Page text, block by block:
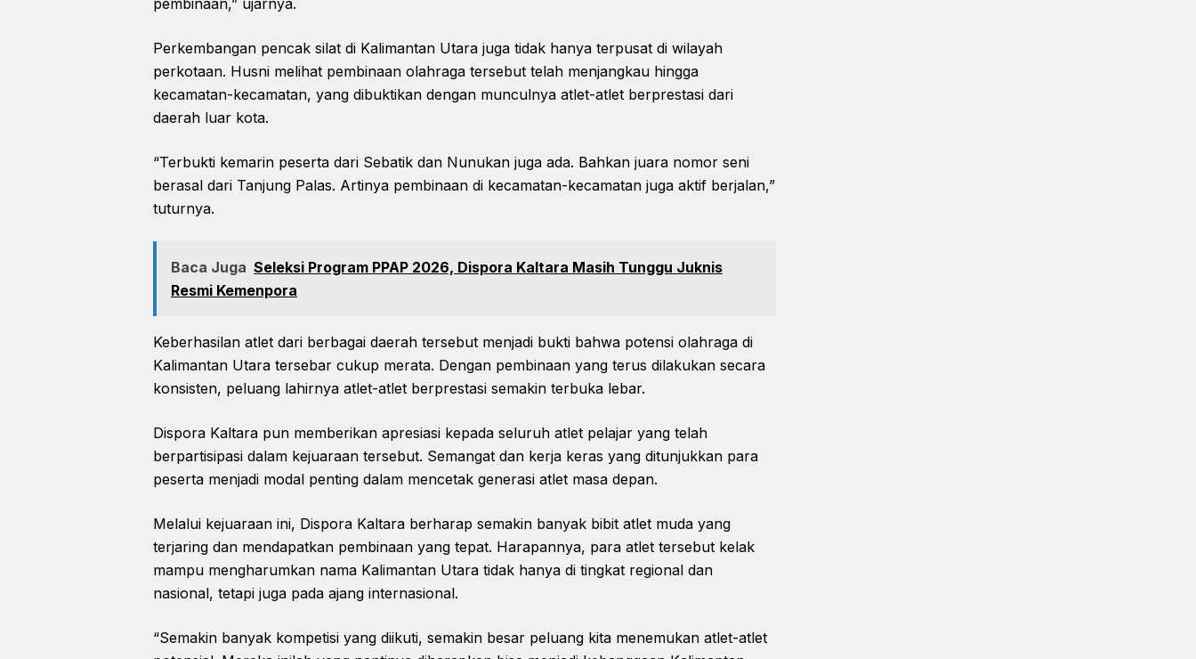
Perkembangan pencak silat di Kalimantan Utara juga tidak hanya terpusat di wilayah
perkotaan. Husni melihat pembinaan olahraga tersebut telah menjangkau hingga
kecamatan-kecamatan, yang dibuktikan dengan munculnya atlet-atlet berprestasi dari
daerah luar kota.
“Terbukti kemarin peserta dari Sebatik dan Nunukan juga ada. Bahkan juara nomor seni
berasal dari Tanjung Palas. Artinya pembinaan di kecamatan-kecamatan juga aktif berjalan,”
tuturnya.
Baca Juga Seleksi Program PPAP 2026, Dispora Kaltara Masih Tunggu Juknis
Resmi Kemenpora
Keberhasilan atlet dari berbagai daerah tersebut menjadi bukti bahwa potensi olahraga di
Kalimantan Utara tersebar cukup merata. Dengan pembinaan yang terus dilakukan secara
konsisten, peluang lahirnya atlet-atlet berprestasi semakin terbuka lebar.
Dispora Kaltara pun memberikan apresiasi kepada seluruh atlet pelajar yang telah
berpartisipasi dalam kejuaraan tersebut. Semangat dan kerja keras yang ditunjukkan para
peserta menjadi modal penting dalam mencetak generasi atlet masa depan.
Melalui kejuaraan ini, Dispora Kaltara berharap semakin banyak bibit atlet muda yang
terjaring dan mendapatkan pembinaan yang tepat. Harapannya, para atlet tersebut kelak
mampu mengharumkan nama Kalimantan Utara tidak hanya di tingkat regional dan
nasional, tetapi juga pada ajang internasional.
“Semakin banyak kompetisi yang diikuti, semakin besar peluang kita menemukan atlet-atlet